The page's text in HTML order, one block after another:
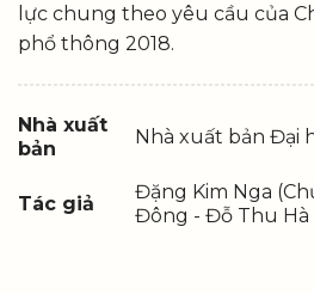
lực chung theo yêu cầu của
phổ thông 2018.
Nhà xuất
bản
Nhà xuất bản Đại
Tác giả
Đặng Kim Nga
Đông - Đỗ Thu Hà